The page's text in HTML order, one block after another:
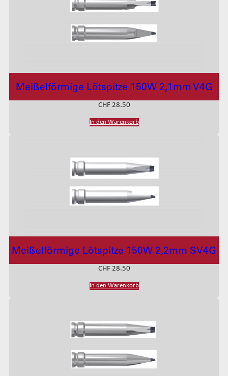
Meißelförmige Lötspitze 150W 2,1mm V4G
CHF28.50
In den Warenkorb
Meißelförmige Lötspitze 150W 2,2mm SV4G
CHF28.50
In den Warenkorb